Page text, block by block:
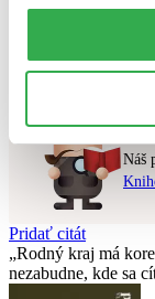
Skúste prosím
Náš
Pridať citát
Rodný kraj má
nezabudne, kde sa